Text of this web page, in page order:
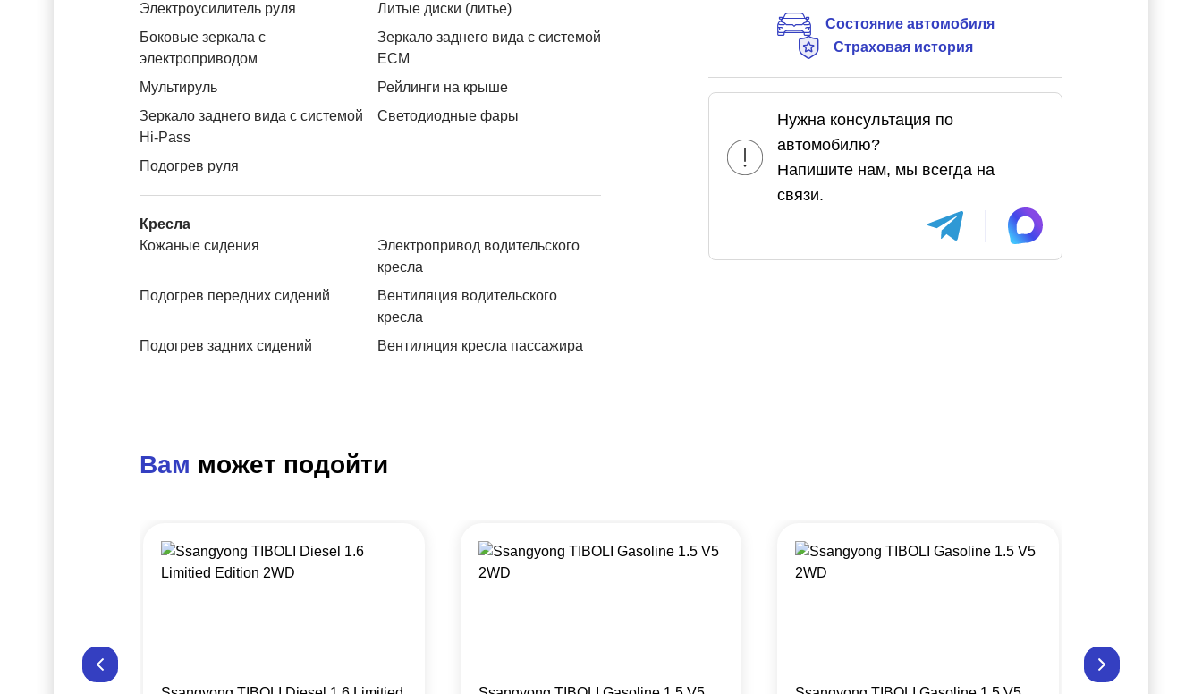
Электроусилитель руля
Литые диски (литье)
Боковые зеркала с
электроприводом
Зеркало заднего вида с системой
ЕСМ
Мультируль
Рейлинги на крыше
Зеркало заднего вида с системой
Hi-Pass
Светодиодные фары
Подогрев руля
Кресла
Кожаные сидения
Электропривод водительского
кресла
Подогрев передних сидений
Вентиляция водительского
кресла
Подогрев задних сидений
Вентиляция кресла пассажира
Состояние автомобиля
Страховая история
Нужна консультация по
автомобилю?
Напишите нам, мы всегда на
связи.
Вам может подойти